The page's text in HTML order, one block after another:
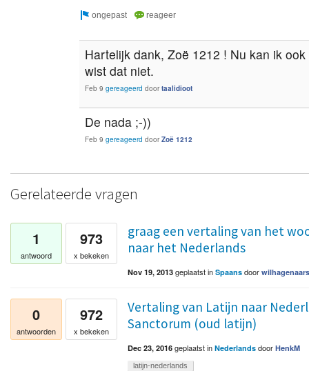
Hartelijk dank, Zoë 1212 ! Nu kan ik
wist dat niet.
Feb 9 gereageerd doortaalidioot
De nada ;-))
Feb 9 gereageerd doorZoë 1212
Gerelateerde vragen
1
antwoord
973
x bekeken
graag een vertaling van het
naar het Nederlands
Nov 19, 2013 geplaatstin Spaans door wilhagenaars
0
antwoorden
972
x bekeken
Vertaling van Latijn naar
Sanctorum (oud latijn)
Dec 23, 2016 geplaatstin Nederlands door HenkM
latijn-nederlands